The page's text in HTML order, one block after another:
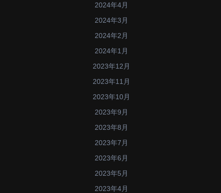
2024年4月
2024年3月
2024年2月
2024年1月
2023年12月
2023年11月
2023年10月
2023年9月
2023年8月
2023年7月
2023年6月
2023年5月
2023年4月